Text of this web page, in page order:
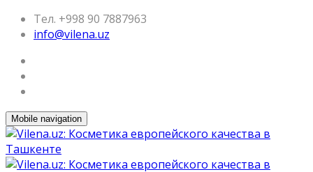
Тел. +998 90 7887963
info@vilena.uz
Mobile navigation